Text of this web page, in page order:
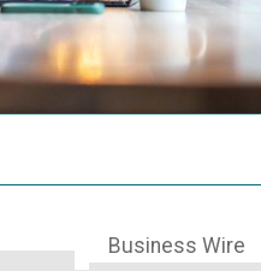
Business Wire